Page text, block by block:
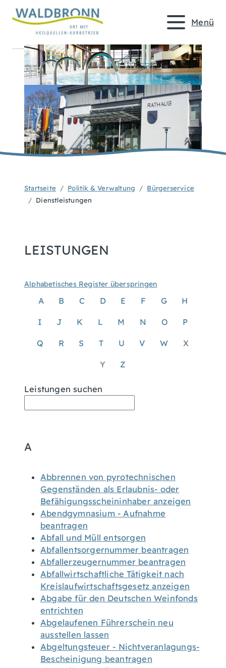
Menü
Startseite Politik & Verwaltung
Bürgerservice
Dienstleistungen
LEISTUNGEN
Alphabetisches Register überspringen
A B C D E F G H
I J K L M N O P
Q R S T U V W X
Y Z
Leistungen suchen
A
Abbrennen von pyrotechnischen
Gegenständen als Erlaubnis- oder
Befähigungsscheininhaber anzeigen
Abendgymnasium - Aufnahme
beantragen
Abfall und Müll entsorgen
Abfallentsorgernummer beantragen
Abfallerzeugernummer beantragen
Abfallwirtschaftliche Tätigkeit nach
Kreislaufwirtschaftsgesetz anzeigen
Abgabe für den Deutschen Weinfonds
entrichten
Abgelaufenen Führerschein neu
ausstellen lassen
Abgeltungsteuer - Nichtveranlagungs-
Bescheinigung beantragen